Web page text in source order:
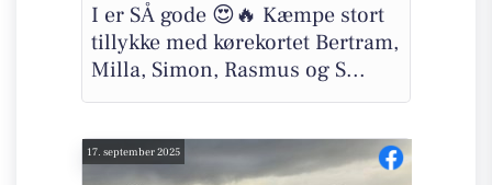
I er SÅ gode 😍🔥 Kæmpe stort
tillykke med kørekortet Bertram,
Milla, Simon, Rasmus og S...
17. september 2025